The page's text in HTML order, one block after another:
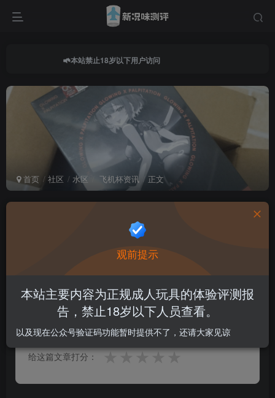
本站禁止18岁以下用户访问
首页 社区 水区 飞机杯资讯 正文
248次阅读
★★★★★
★★★★★ 0 人参与
给这篇文章打分： ★★★★★
观前提示
本站主要内容为正规成人玩具的体验评测报
告，禁止18岁以下人员查看。
以及现在公众号验证码功能暂时提供不了，还请大家见谅